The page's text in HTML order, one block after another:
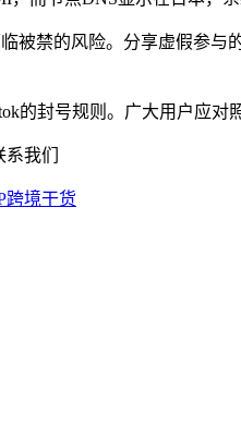
被禁的风险。分享虚假参
的封号规则。广大用户应对
我们
跨境干货